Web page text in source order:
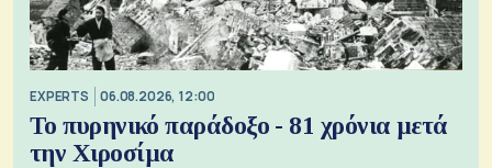
EXPERTS 06.08.2026, 12:00
Το πυρηνικό παράδοξο - 81 χρόνια μετά
την Χιροσίμα